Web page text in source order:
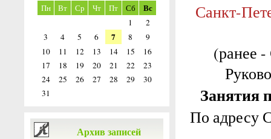
Пн
Вт Ср Чт Пт Сб Вс
1
2
3
4 5 6 7 8
9
10
11 12 13 14 15
16
17
18 19 20 21 22
23
24
25 26 27 28 29
30
31
Архив записей
Санкт-
(ранее
Занятия
По адресу